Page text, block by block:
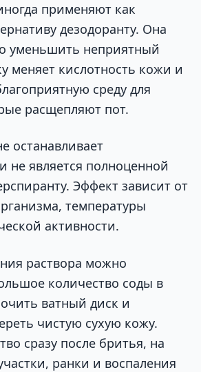
применяют как
дезодоранту. Она
уменьшить неприятный
меняет кислотность кожи и
среду для
расщепляют пот.
останавливает
не является полноценной
Эффект зависит от
температуры
активности.
раствора можно
количество соды в
ватный диск и
чистую сухую кожу.
сразу после бритья, на
ранки и воспаления